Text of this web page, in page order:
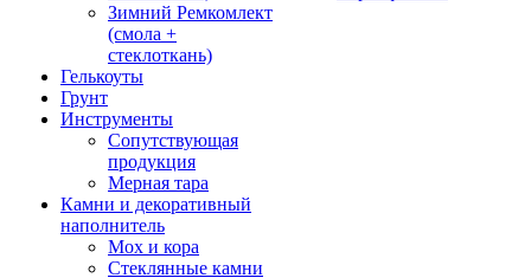
Зимний Ремкомлект
(смола +
стеклоткань)
Гелькоуты
Грунт
Инструменты
Сопутствующая
продукция
Мерная тара
Камни и декоративный
наполнитель
Мох и кора
Стеклянные камни